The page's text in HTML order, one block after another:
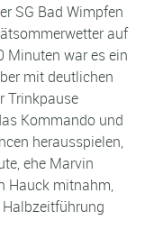
SG Bad Wimpfen
auf
Minuten war es ein
mit deutlichen
Trinkpause
Kommando und
herausspielen,
ehe Marvin
Hauck mitnahm,